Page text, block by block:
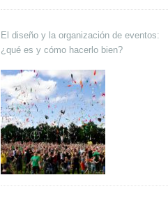
El diseño y la organización de eventos:
¿qué es y cómo hacerlo bien?